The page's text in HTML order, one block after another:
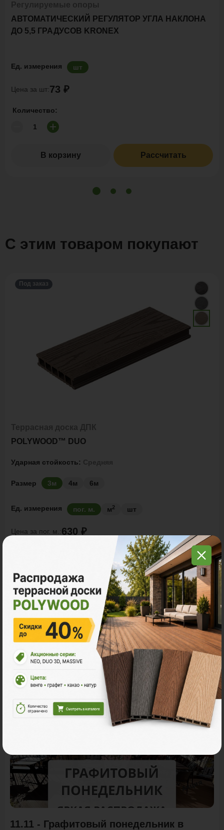
АВТОМАТИЧЕСКИЙ РЕГУЛЯТОР УГЛА НАКЛОНА
ДО 5,5 ГРАДУСОВ KRONEX
Ед. измерения шт
Цена за шт:73 ₽
Количество:
В корзину Рассчитать
С этим товаром покупают
Под заказ
POLYWOOD™ DUO
Ударная стойкость:
Размер 3м 4м 6м
Ед. измерения пог. м. м2 шт
Цена за пог. м.:630 ₽
Итого заказ 3 пог. м.: 1890 ₽
В корзину Рассчитать
Акции
Акция
11.11 - Графитовый понедельник в